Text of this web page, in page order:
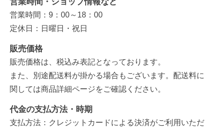
営業時間：9：00～18：00
定休日：日曜日・祝日
販売価格
販売価格は、税込み表記となっております。
また、別途配送料が掛かる場合もございます。配送料に
関しては商品詳細ページをご確認ください。
代金の支払方法・時期
支払方法：クレジットカードによる決済がご利用いただ